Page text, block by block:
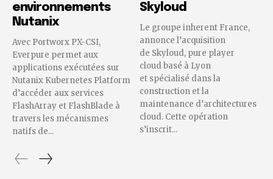
environnements
Nutanix
Avec Portworx PX-CSI,
Everpure permet aux
applications exécutées sur
Nutanix Kubernetes Platform
d’accéder aux services
FlashArray et FlashBlade à
travers les mécanismes
natifs de...
Skyloud
Le groupe inherent France,
annonce l’acquisition
de Skyloud, pure player
cloud basé à Lyon
et spécialisé dans la
construction et la
maintenance d’architectures
cloud. Cette opération
s’inscrit...